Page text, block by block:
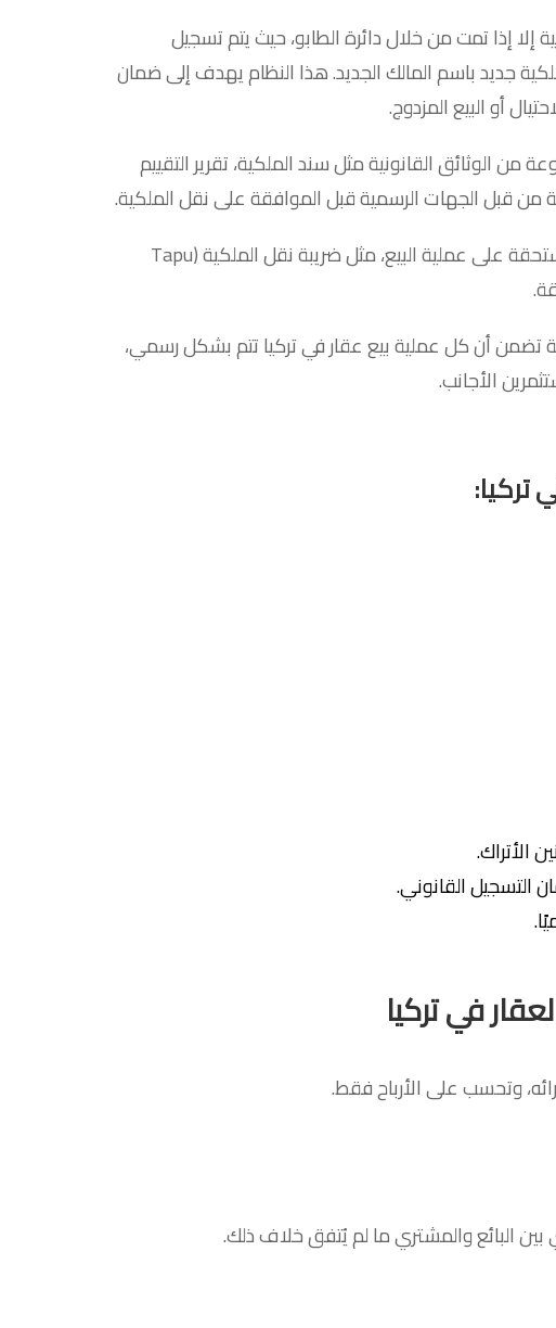
إلا إذا تمت من خلال دائرة الطابو، حيث يتم تسجيل
جديد باسم المالك الجديد. هذا النظام يهدف إلى ضمان
أو البيع المزدوج.
الوثائق القانونية مثل سند الملكية، تقرير التقييم
من قبل الجهات الرسمية قبل الموافقة على نقل الملكية.
القوانين الضريبية المرافقة أيضًا تحدد الرسوم المستحقة على عملية البيع، مثل ضريبة نقل الملكية (Tapu
تضمن أن كل عملية بيع عقار في تركيا تتم بشكل رسمي،
الأجانب.
تركيا:
الأتراك.
التسجيل القانوني.
في تركيا